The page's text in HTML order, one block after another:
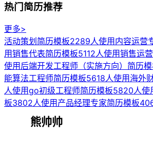
热门简历推荐
更多>
活动策划简历模板2289人使用 内容运营
用销售代表简历模板5112人使用销售运
使用 后端开发工程师（实施方向）简历
能算法工程师简历模板5618人使用 海外
人使用go初级工程师简历模板5820人使
板3802人使用 产品经理专家简历模板
熊帅帅